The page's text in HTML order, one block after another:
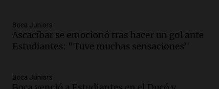
Audio.
Detención de joven argentina en
EE.UU. durante el Mundial genera
preocupación y desesperación
Episodios
Boca Juniors
Ascacíbar se emocionó tras hacer un gol ante
Estudiantes: "Tuve muchas sensaciones"
Boca Juniors